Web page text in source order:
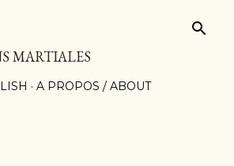
MARTIALES
A PROPOS / ABOUT